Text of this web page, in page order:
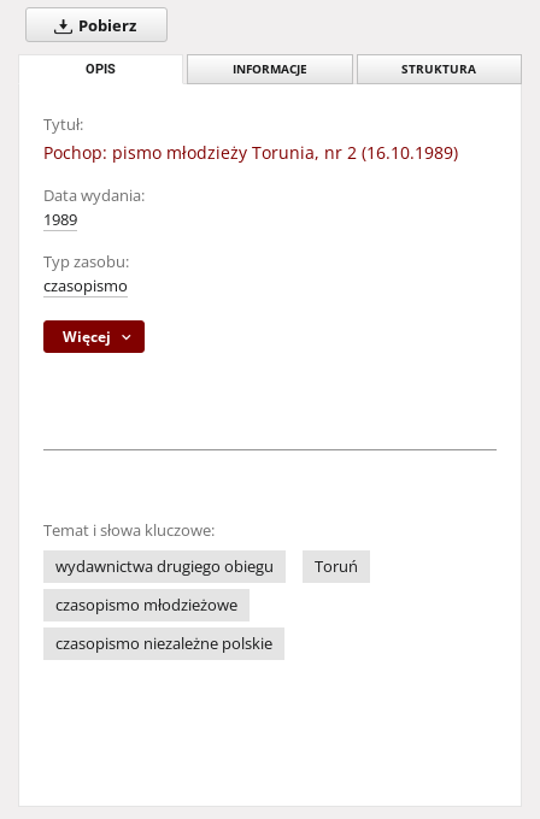
Pobierz
OPIS INFORMACJE STRUKTURA
Tytuł:
Pochop: pismo młodzieży Torunia, nr 2 (16.10.1989)
Data wydania:
1989
Typ zasobu:
czasopismo
Więcej
Temat i słowa kluczowe:
wydawnictwa drugiego obiegu
Toruń
czasopismo młodzieżowe
czasopismo niezależne polskie